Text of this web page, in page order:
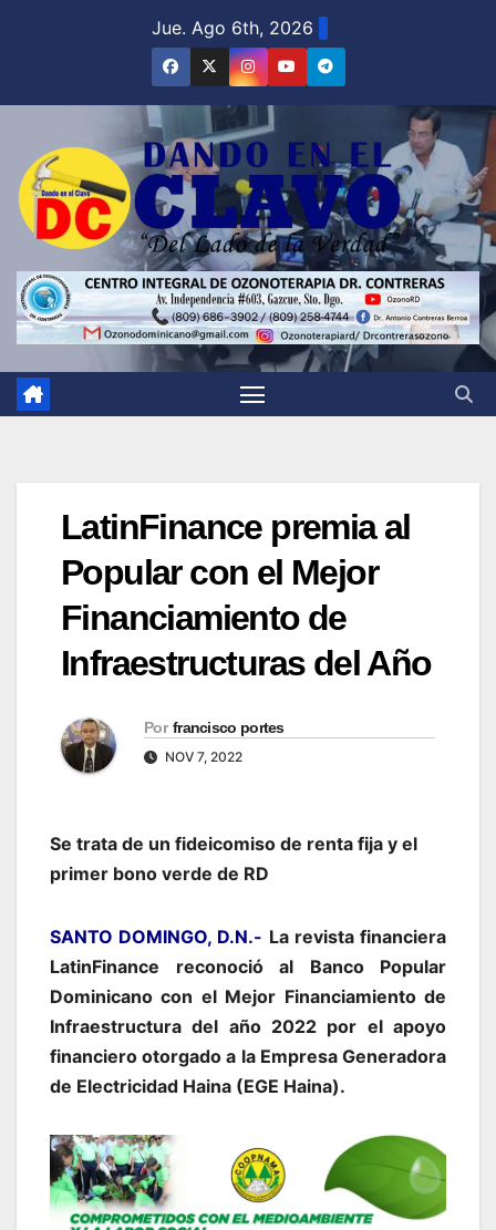
Jue. Ago 6th, 2026
LatinFinance premia al
Popular con el Mejor
Financiamiento de
Infraestructuras del Año
Por francisco portes
NOV 7, 2022
Se trata de un fideicomiso de renta fija y el
primer bono verde de RD
SANTO DOMINGO, D.N.- La revista financiera
LatinFinance reconoció al Banco Popular
Dominicano con el Mejor Financiamiento de
Infraestructura del año 2022 por el apoyo
financiero otorgado a la Empresa Generadora
de Electricidad Haina (EGE Haina).